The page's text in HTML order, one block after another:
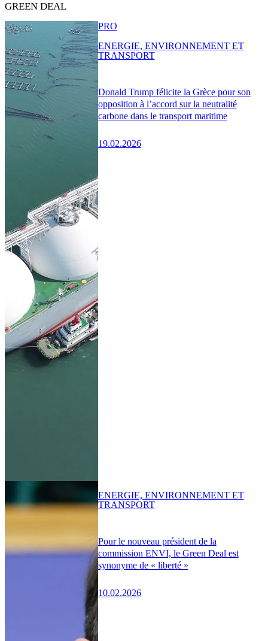
GREEN DEAL
Donald Trump félicite la Grèce pour son
opposition à l’accord sur la neutralité
carbone dans le transport maritime
19.02.2026
PRO
ENERGIE, ENVIRONNEMENT ET
TRANSPORT
Pour le nouveau président de la
commission ENVI, le Green Deal est
synonyme de « liberté »
10.02.2026
ENERGIE, ENVIRONNEMENT ET
TRANSPORT